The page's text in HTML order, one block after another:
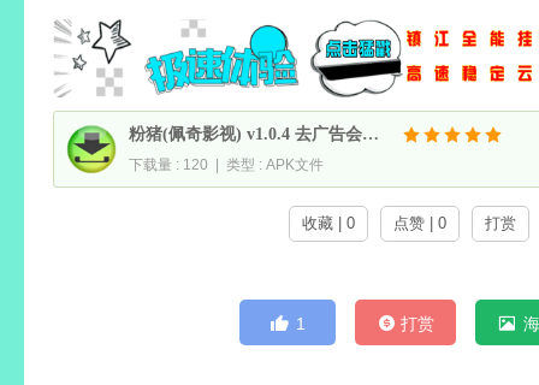
粉猪(佩奇影视) v1.0.4 去广告会员解锁版
下载量 : 120 | 类型 : APK文件
收藏 | 0 点赞 | 0 打赏
1 打赏